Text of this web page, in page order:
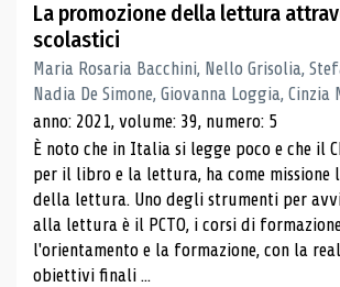
La promozione della lettura
scolastici
Maria Rosaria Bacchini, Nello Grisolia,
Nadia De Simone, Giovanna Loggia, Cinzia
anno: 2021, volume: 39, numero: 5
È noto che in Italia si legge poco e che il
per il libro e la lettura, ha come missione
della lettura. Uno degli strumenti per
alla lettura è il PCTO, i corsi di
l'orientamento e la formazione, con la
obiettivi finali ...